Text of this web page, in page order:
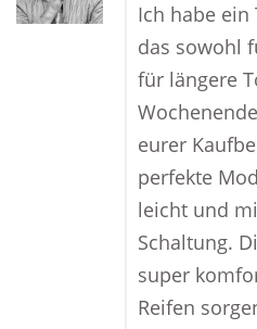
Ich habe ein
das sowohl
für längere
eurer
perfekte
leicht und
Schaltung.
super
Reifen